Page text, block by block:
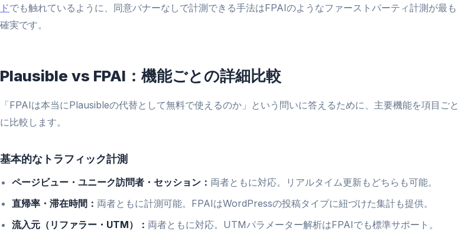
ドでも触れているように、同意バナーなしで計測できる手法はFPAIのようなファーストパーティ計測が最も
確実です。
Plausible vs FPAI：機能ごとの詳細比較
「FPAIは本当にPlausibleの代替として無料で使えるのか」という問いに答えるために、主要機能を項目ごと
に比較します。
基本的なトラフィック計測
ページビュー・ユニーク訪問者・セッション： 両者ともに対応。リアルタイム更新もどちらも可能。
直帰率・滞在時間： 両者ともに計測可能。FPAIはWordPressの投稿タイプに紐づけた集計も提供。
流入元（リファラー・UTM）： 両者ともに対応。UTMパラメーター解析はFPAIでも標準サポート。